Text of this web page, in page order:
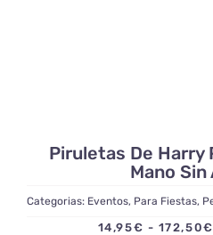
Piruletas De Harry
Mano Sin
Categorias: Eventos, Para Fiestas,
14,95€ - 172,50€